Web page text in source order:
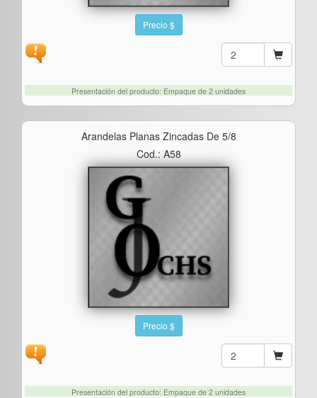
Precio $
Presentación del producto: Empaque de 2 unidades
Arandelas Planas Zincadas De 5/8
Cod.: A58
Precio $
Presentación del producto: Empaque de 2 unidades